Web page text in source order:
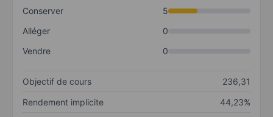
Conserver
5
Alléger
0
Vendre
0
Objectif de cours
236,31
Rendement implicite
44,23%